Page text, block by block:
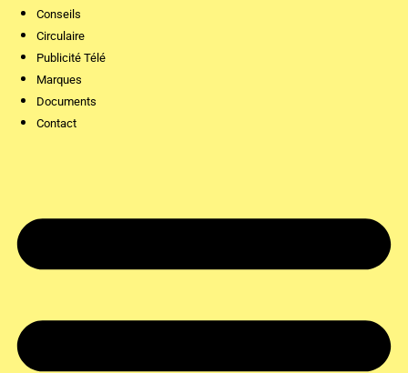
Conseils
Circulaire
Publicité Télé
Marques
Documents
Contact